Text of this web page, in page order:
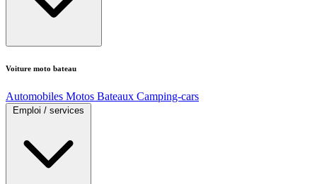
Voiture moto bateau
Automobiles Motos Bateaux Camping-cars
Emploi / services